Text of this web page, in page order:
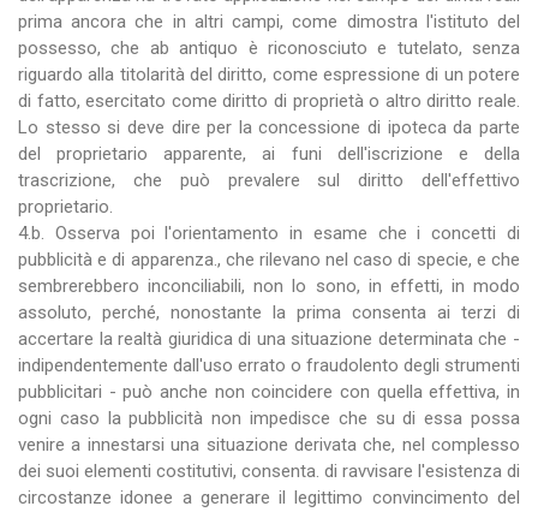
prima ancora che in altri campi, come dimostra l'istituto del
possesso, che ab antiquo è riconosciuto e tutelato, senza
riguardo alla titolarità del diritto, come espressione di un potere
di fatto, esercitato come diritto di proprietà o altro diritto reale.
Lo stesso si deve dire per la concessione di ipoteca da parte
del proprietario apparente, ai funi dell'iscrizione e della
trascrizione, che può prevalere sul diritto dell'effettivo
proprietario.
4.b. Osserva poi l'orientamento in esame che i concetti di
pubblicità e di apparenza., che rilevano nel caso di specie, e che
sembrerebbero inconciliabili, non lo sono, in effetti, in modo
assoluto, perché, nonostante la prima consenta ai terzi di
accertare la realtà giuridica di una situazione determinata che -
indipendentemente dall'uso errato o fraudolento degli strumenti
pubblicitari - può anche non coincidere con quella effettiva, in
ogni caso la pubblicità non impedisce che su di essa possa
venire a innestarsi una situazione derivata che, nel complesso
dei suoi elementi costitutivi, consenta. di ravvisare l'esistenza di
circostanze idonee a generare il legittimo convincimento del